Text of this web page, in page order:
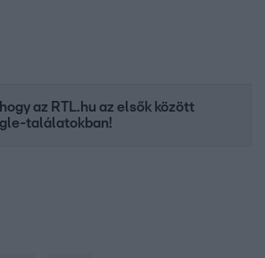
az RTL.hu az elsők között
találatokban!